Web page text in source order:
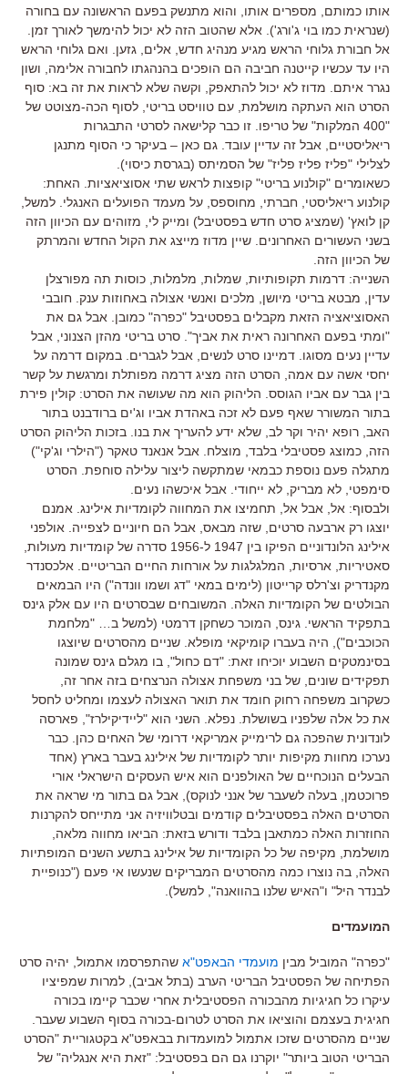
אותו כמותם, מספרים אותו, והוא מתנשק בפעם הראשונה עם בחורה
(שנראית כמו בוי ג'ורג'). אלא שהטוב הזה לא יכול להימשך לאורך זמן.
אל חבורת גלוחי הראש מגיע מנהיג חדש, אלים, גזען. ואם גלוחי הראש
היו עד עכשיו קייטנה חביבה הם הופכים בהנהגתו לחבורה אלימה, ושון
נגרר איתם. מדוז לא יכול להתאפק, וקשה שלא לראות את זה בא: סוף
הסרט הוא העתקה מושלמת, עם טוויסט בריטי, לסוף הכה-מצוטט של
"400 המלקות" של טריפו. זו כבר קלישאה לסרטי התבגרות
ריאליסטיים, אבל זה עדיין עובד. גם כאן – בעיקר כי הסוף מתנגן
לצלילי "פליז פליז פליז" של הסמיתס (בגרסת כיסוי).
כשאומרים "קולנוע בריטי" קופצות לראש שתי אסוציאציות. האחת:
קולנוע ריאליסטי, חברתי, מחוספס, על מעמד הפועלים האנגלי. למשל,
קן לואץ' (שמציג סרט חדש בפסטיבל) ומייק לי, מזוהים עם הכיוון הזה
בשני העשורים האחרונים. שיין מדוז מייצג את הקול החדש והמרתק
של הכיוון הזה.
השנייה: דרמות תקופותיות, שמלות, מלמלות, כוסות תה מפורצלן
עדין, מבטא בריטי מיושן, מלכים ואנשי אצולה באחוזות ענק. חובבי
האסוציאציה הזאת מקבלים בפסטיבל "כפרה" כמובן. אבל גם את
"ומתי בפעם האחרונה ראית את אביך". סרט בריטי מהזן הצנוני, אבל
עדיין נעים מסוגו. דמיינו סרט לנשים, אבל לגברים. במקום דרמה על
יחסי אשה עם אמה, הסרט הזה מציג דרמה מפותלת ומרגשת על קשר
בין גבר עם אביו הגוסס. הליהוק הוא מה שעושה את הסרט: קולין פירת
בתור המשורר שאף פעם לא זכה באהדת אביו וג'ים ברודבנט בתור
האב, רופא יהיר וקר לב, שלא ידע להעריך את בנו. בזכות הליהוק הסרט
הזה, כמוצג פסטיבלי בלבד, מוצלח. אבל אנאנד טאקר ("הילרי וג'קי")
מתגלה פעם נוספת כבמאי שמתקשה ליצור עלילה סוחפת. הסרט
סימפטי, לא מבריק, לא ייחודי. אבל איכשהו נעים.
ולבסוף: אל, אבל אל, תחמיצו את המחווה לקומדיות אילינג. אמנם
יוצגו רק ארבעה סרטים, שזה מבאס, אבל הם חיוניים לצפייה. אולפני
אילינג הלונדוניים הפיקו בין 1947 ל-1956 סדרה של קומדיות מעולות,
סאטיריות, ארסיות, המלגלגות על אורחות החיים הבריטיים. אלכסנדר
מקנדריק וצ'רלס קרייטון (לימים במאי "דג ושמו וונדה") היו הבמאים
הבולטים של הקומדיות האלה. המשובחים שבסרטים היו עם אלק גינס
בתפקיד הראשי. גינס, המוכר כשחקן דרמטי (למשל ב… "מלחמת
הכוכבים"), היה בעברו קומיקאי מופלא. שניים מהסרטים שיוצגו
בסינמטקים השבוע יוכיחו זאת: "דם כחול", בו מגלם גינס שמונה
תפקידים שונים, של בני משפחת אצולה הנרצחים בזה אחר זה,
כשקרוב משפחה רחוק חומד את תואר האצולה לעצמו ומחליט לחסל
את כל אלה שלפניו בשושלת. נפלא. השני הוא "ליידיקילרז", פארסה
לונדונית שהפכה גם לרימייק אמריקאי דרומי של האחים כהן. כבר
נערכו מחוות מקיפות יותר לקומדיות של אילינג בעבר בארץ (אחד
הבעלים הנוכחיים של האולפנים הוא איש העסקים הישראלי אורי
פרוכטמן, בעלה לשעבר של אנני לנוקס), אבל גם בתור מי שראה את
הסרטים האלה בפסטיבלים קודמים ובטלוויזיה אני מתייחס להקרנות
החוזרות האלה כמתאבן בלבד ודורש בזאת: הביאו מחווה מלאה,
מושלמת, מקיפה של כל הקומדיות של אילינג בתשע השנים המופתיות
האלה, בה נוצרו כמה מהסרטים המבריקים שנעשו אי פעם ("כנופיית
לבנדר היל" ו"האיש שלנו בהוואנה", למשל).
המועמדים
"כפרה" המוביל מבין מועמדי הבאפט"א שהתפרסמו אתמול, יהיה סרט
הפתיחה של הפסטיבל הבריטי הערב (בתל אביב), למרות שמפיציו
עיקרו כל חגיגיות מהבכורה הפסטיבלית אחרי שכבר קיימו בכורה
חגיגית בעצמם והוציאו את הסרט לטרום-בכורה בסוף השבוע שעבר.
שניים מהסרטים שזכו אתמול למועמדות בבאפט"א בקטגוריית "הסרט
הבריטי הטוב ביותר" יוקרנו גם הם בפסטיבל: "זאת היא אנגליה" של